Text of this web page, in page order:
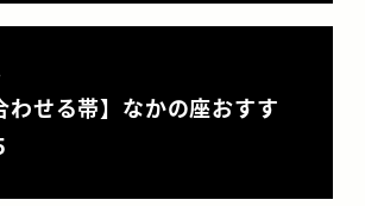
わせる帯】なかの座おすす